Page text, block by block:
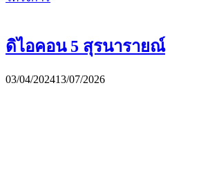
ดิไอคอน 5 สุรนารายณ์
03/04/202413/07/2026